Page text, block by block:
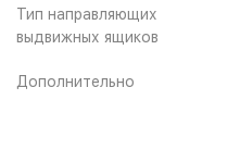
Тип направляющих
выдвижных ящиков
Дополнительно